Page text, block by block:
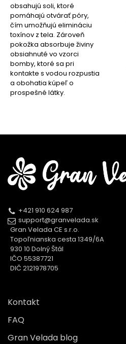
obsahujú soli, ktoré
pomáhajú otvárať póry,
čím umožňujú elimináciu
toxínov z tela. Zároveň
pokožka absorbuje živiny
obsiahnuté vo vzorci
bomby, ktoré sa pri
kontakte s vodou rozpustia
a obohatia kúpeľ o
prospešné látky.
+421 910 624 987
support@granvelada.sk
Gran Velada CE s.r.o.
Topoľnianska cesta 1349/6A
930 10 Dolný Štál
IČO 55387721
DIČ 2121978705
Kontakt
FAQ
Gran Velada blog